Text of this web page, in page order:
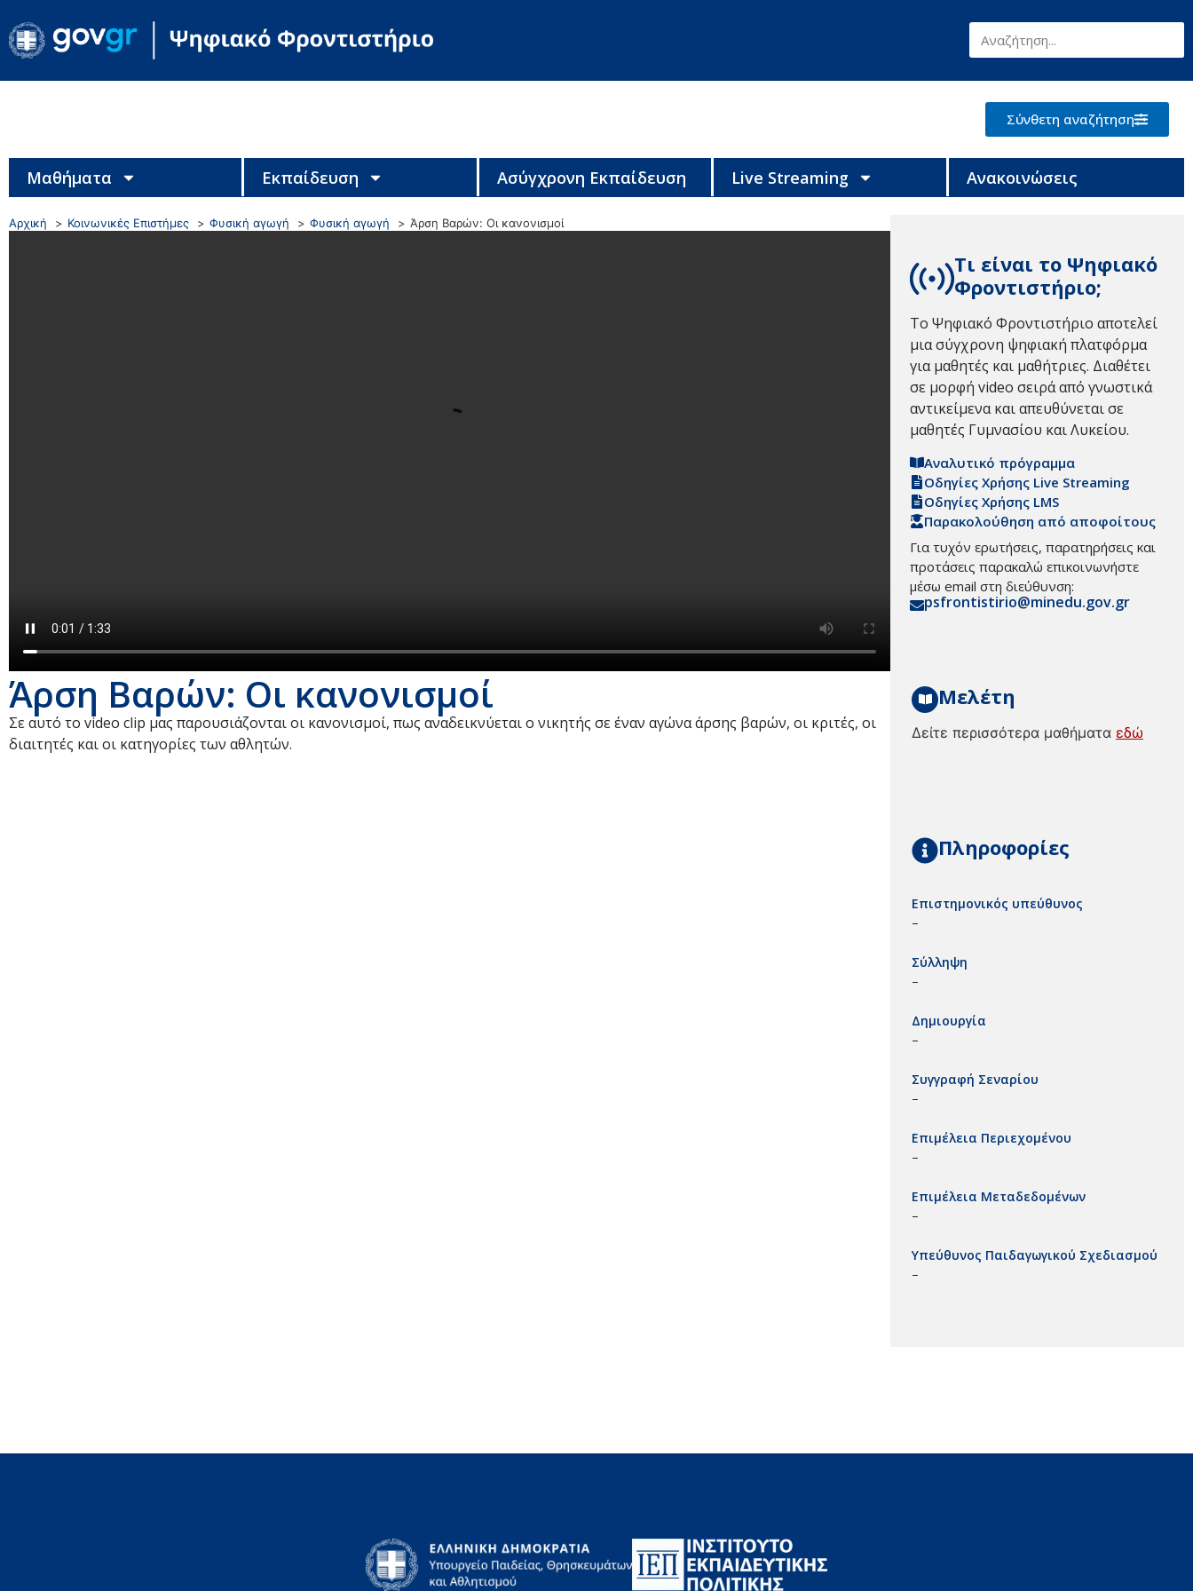
Σύνθετη αναζήτηση
Μαθήματα Εκπαίδευση Ασύγχρονη Εκπαίδευση Live Streaming Ανακοινώσεις
Αρχική Κοινωνικές Επιστήμες Φυσική αγωγή Φυσική αγωγή Άρση Βαρών: Οι κανονισμοί
Άρση Βαρών: Οι κανονισμοί
Σε αυτό το video clip μας παρουσιάζονται οι κανονισμοί, πως αναδεικνύεται ο νικητής σε έναν αγώνα άρσης βαρών, οι κριτές, οι
διαιτητές και οι κατηγορίες των αθλητών.
Τι είναι το Ψηφιακό
Φροντιστήριο;
Το Ψηφιακό Φροντιστήριο αποτελεί
μια σύγχρονη ψηφιακή πλατφόρμα
για μαθητές και μαθήτριες. Διαθέτει
σε μορφή video σειρά από γνωστικά
αντικείμενα και απευθύνεται σε
μαθητές Γυμνασίου και Λυκείου.
Αναλυτικό πρόγραμμα
Οδηγίες Χρήσης Live Streaming
Οδηγίες Χρήσης LMS
Παρακολούθηση από αποφοίτους
Για τυχόν ερωτήσεις, παρατηρήσεις και
προτάσεις παρακαλώ επικοινωνήστε
μέσω email στη διεύθυνση:
psfrontistirio@minedu.gov.gr
Μελέτη
Δείτε περισσότερα μαθήματα εδώ
Πληροφορίες
Επιστημονικός υπεύθυνος
–
Σύλληψη
–
Δημιουργία
–
Συγγραφή Σεναρίου
–
Επιμέλεια Περιεχομένου
–
Επιμέλεια Μεταδεδομένων
–
Υπεύθυνος Παιδαγωγικού Σχεδιασμού
–